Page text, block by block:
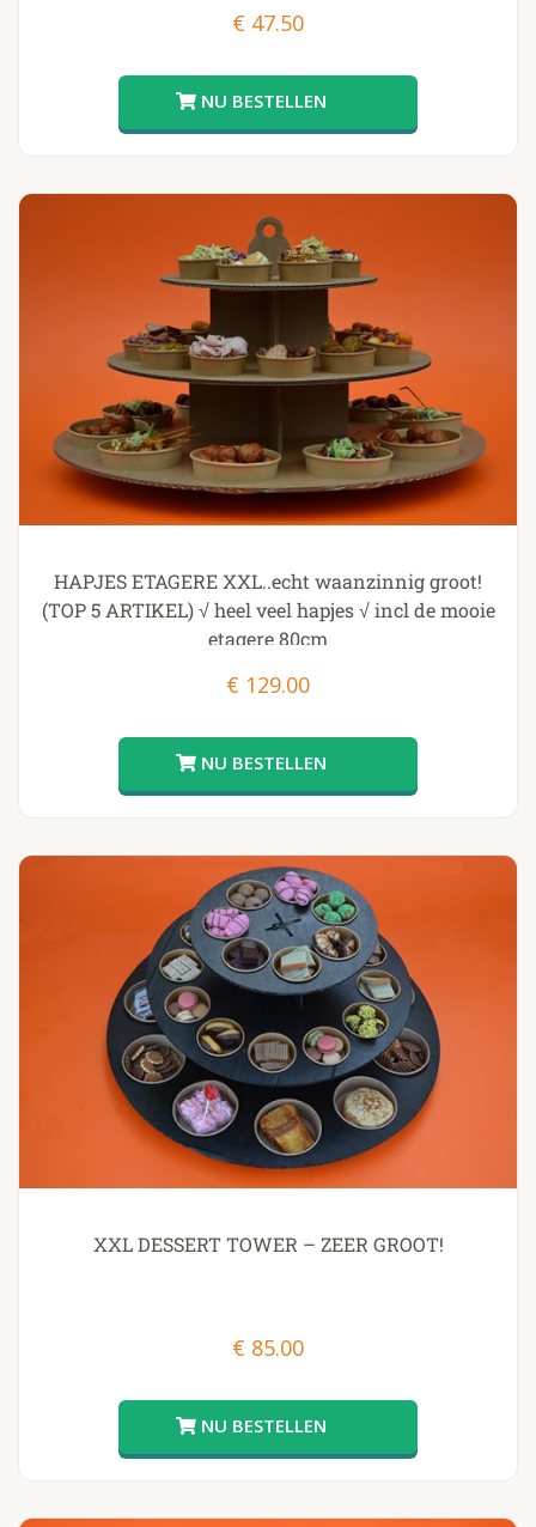
€ 47.50
HAPJES ETAGERE XXL..echt waanzinnig groot!
(TOP 5 ARTIKEL) √ heel veel hapjes √ incl de mooie
etagere 80cm
€ 129.00
XXL DESSERT TOWER – ZEER GROOT!
€ 85.00